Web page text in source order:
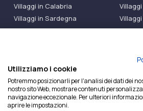
Villaggi in Calabria
Villaggi in Sardegna
Villaggi Bluserena
Ilmiovillaggio è un marchio di Ekiwi
Licenza Agenzia Viaggi e Turismo n°
26/02/2015 e coperta da RC per
OX00081147 REVO Specialty
Utilizziamo i cookie
Potremmo posizionarli per l'analisi dei dati dei
nostro sito Web, mostrare contenuti
navigazione eccezionale. Per ulteriori
aprire le impostazioni.